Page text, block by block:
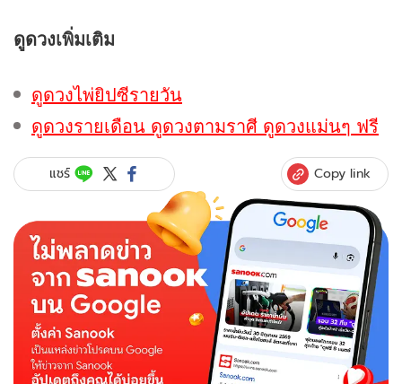
ดูดวงเพิ่มเติม
ดูดวงไพ่ยิปซีรายวัน
ดูดวงรายเดือน ดูดวงตามราศี ดูดวงแม่นๆ ฟรี
แชร์ Copy link